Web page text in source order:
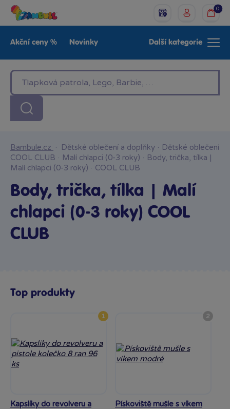
0
Akční ceny % Novinky
LEGO®
Baby Značky
Další kategorie
Bambule.cz · Dětské oblečení a doplňky · Dětské oblečení
COOL CLUB · Malí chlapci (0-3 roky) · Body, trička, tílka |
Malí chlapci (0-3 roky) · COOL CLUB
Body, trička, tílka | Malí
chlapci (0-3 roky) COOL
CLUB
Top produkty
1
Kapslíky do revolveru a
2
Pískoviště mušle s víkem